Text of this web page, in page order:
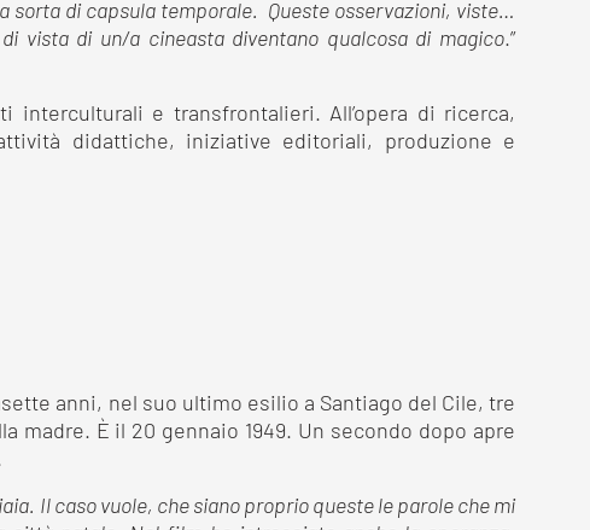
sorta di capsula temporale. Queste osservazioni, viste…
vista di un/a cineasta diventano qualcosa di magico.”
interculturali e transfrontalieri. All’opera di ricerca,
didattiche, iniziative editoriali, produzione e
anni, nel suo ultimo esilio a Santiago del Cile, tre
madre. È il 20 gennaio 1949. Un secondo dopo apre
Il caso vuole, che siano proprio queste le parole che mi